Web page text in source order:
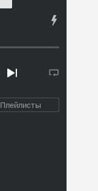
Плейлисты